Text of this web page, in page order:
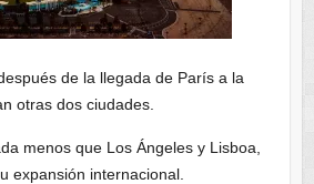
de la llegada de París a la
otras dos ciudades.
menos que Los Ángeles y Lisboa,
expansión internacional.